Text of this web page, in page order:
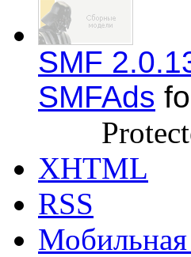
SMF
SMFAds
XHTML
RSS
Мобильная